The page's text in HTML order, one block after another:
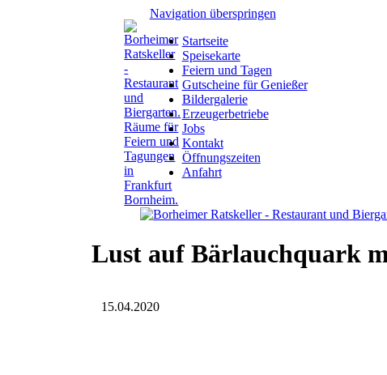
Navigation überspringen
Startseite
Speisekarte
Feiern und Tagen
Gutscheine für Genießer
Bildergalerie
Erzeugerbetriebe
Jobs
Kontakt
Öffnungszeiten
Anfahrt
Lust auf Bärlauchquark
15.04.2020